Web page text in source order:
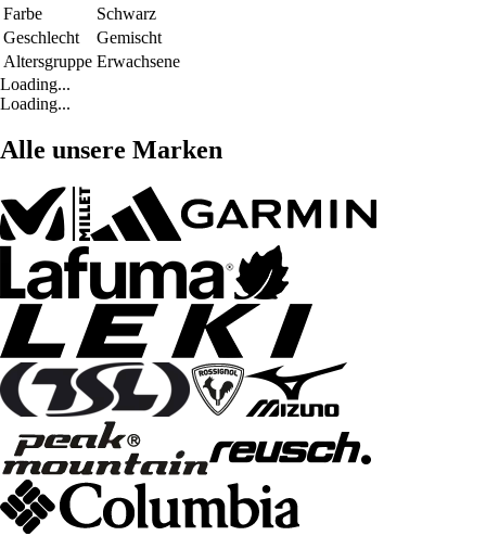
Farbe
Schwarz
Geschlecht
Gemischt
Altersgruppe Erwachsene
Loading...
Loading...
Alle unsere Marken